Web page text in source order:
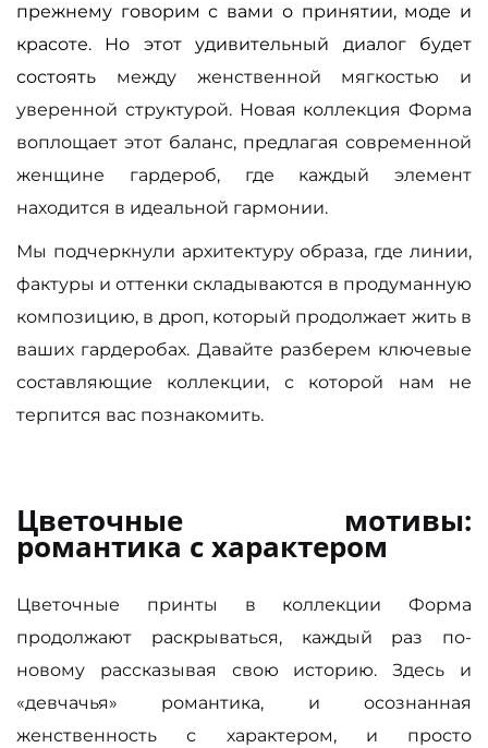
прежнему говорим с вами о принятии, моде и
красоте. Но этот удивительный диалог будет
состоять между женственной мягкостью и
уверенной структурой. Новая коллекция Форма
воплощает этот баланс, предлагая современной
женщине гардероб, где каждый элемент
находится в идеальной гармонии.
Мы подчеркнули архитектуру образа, где линии,
фактуры и оттенки складываются в продуманную
композицию, в дроп, который продолжает жить в
ваших гардеробах. Давайте разберем ключевые
составляющие коллекции, с которой нам не
терпится вас познакомить.
Цветочные мотивы:
романтика с характером
Цветочные принты в коллекции Форма
продолжают раскрываться, каждый раз по-
новому рассказывая свою историю. Здесь и
«девчачья» романтика, и осознанная
женственность с характером, и просто